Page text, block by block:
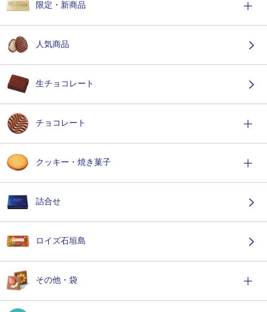
限定・新商品
人気商品
生チョコレート
チョコレート
クッキー・焼き菓子
詰合せ
ロイズ石垣島
その他・袋